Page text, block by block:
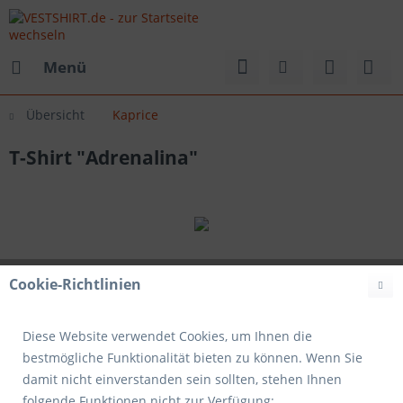
Menü
Übersicht Kaprice
T-Shirt "Adrenalina"
Cookie-Richtlinien
Diese Website verwendet Cookies, um Ihnen die
bestmögliche Funktionalität bieten zu können. Wenn Sie
damit nicht einverstanden sein sollten, stehen Ihnen